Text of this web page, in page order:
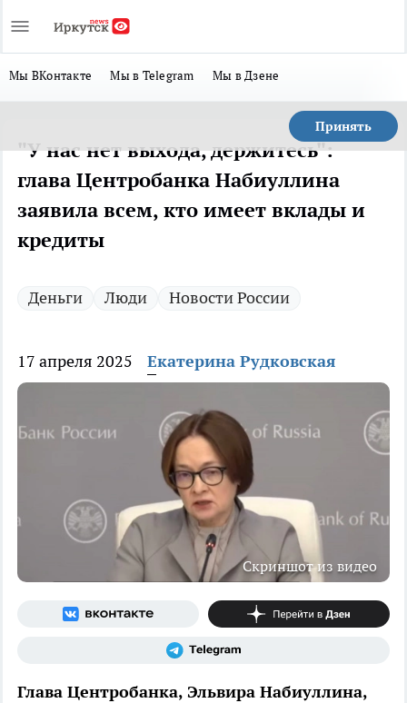
Мы ВКонтакте Мы в Telegram Мы в Дзене
Принять
"У нас нет выхода, держитесь":
глава Центробанка Набиуллина
заявила всем, кто имеет вклады и
кредиты
Деньги Люди Новости России
17 апреля 2025 Екатерина Рудковская
Скриншот из видео
Глава Центробанка, Эльвира Набиуллина,